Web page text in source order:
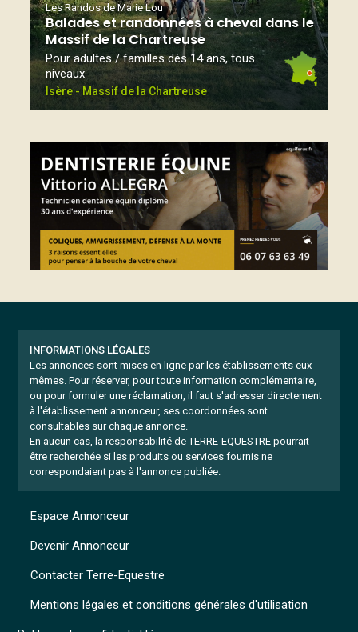
Les Randos de Marie Lou
Balades et randonnées à cheval dans le
Massif de la Chartreuse
Pour adultes / familles dès 14 ans, tous
niveaux
Isère - Massif de la Chartreuse
INFORMATIONS LÉGALES
Les annonces sont mises en ligne par les établissements eux-
mêmes. Pour réserver, pour toute information complémentaire,
ou pour formuler une réclamation, il faut s'adresser directement
à l'établissement annonceur, ses coordonnées sont
consultables sur chaque annonce.
En aucun cas, la responsabilité de TERRE-EQUESTRE pourrait
être recherchée si les produits ou services fournis ne
correspondaient pas à l'annonce publiée.
Mentions légales et conditions générales d'utilisation
Espace Annonceur
Devenir Annonceur
Contacter Terre-Equestre